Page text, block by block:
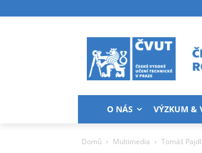
O NÁS VÝZKUM &
Domů Multimedia Tomáš